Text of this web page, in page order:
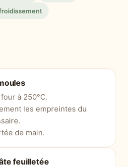
à 250°C.
les empreintes du
de main.
feuilletée